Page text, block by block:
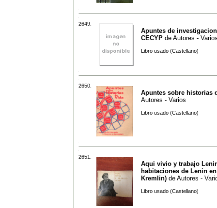
2649.
Apuntes de
CECYP de Autores -
Libro usado (Castellano)
2650.
Apuntes sobre historias
Autores - Varios
Libro usado (Castellano)
2651.
Aqui vivio y trabajo
habitaciones de Lenin
Kremlin) de Autores -
Libro usado (Castellano)